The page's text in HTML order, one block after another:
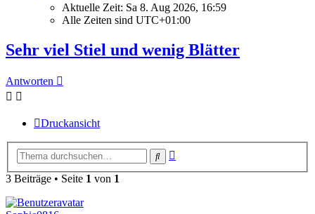
Aktuelle Zeit: Sa 8. Aug 2026, 16:59
Alle Zeiten sind UTC+01:00
Sehr viel Stiel und wenig Blätter
Antworten
Druckansicht
Suche
3 Beiträge • Seite 1 von 1